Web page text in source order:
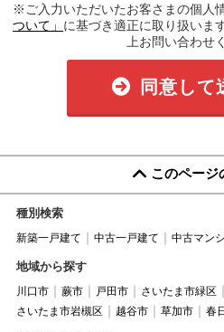
※ご入力いただいたお客さまの個人情
ついて」 に基づき適正に取り扱いま
上お問い合わせ
同意して
このページ
種別検索
新築一戸建て 中古一戸建て 中古マン
地域から探す
川口市 蕨市 戸田市 さいたま市緑区
さいたま市岩槻区
越谷市 草加市 春